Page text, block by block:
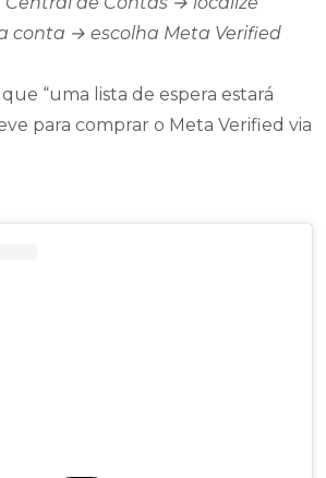
conta → escolha Meta Verified
“uma lista de espera estará
para comprar o Meta Verified via